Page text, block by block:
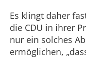
Es klingt daher
die CDU in ihrer
nur ein solches
ermöglichen,